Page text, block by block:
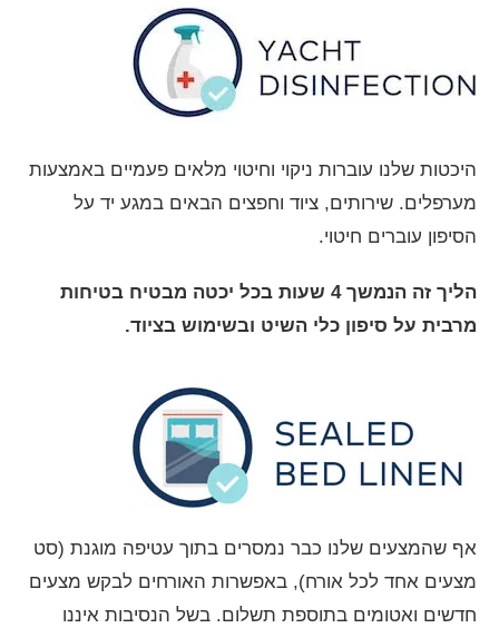
היכטות שלנו עוברות ניקוי וחיטוי מלאים פעמיים באמצעות
מערפלים. שירותים, ציוד וחפצים הבאים במגע יד על
הסיפון עוברים חיטוי.
הליך זה הנמשך 4 שעות בכל יכטה מבטיח בטיחות
מרבית על סיפון כלי השיט ובשימוש בציוד.
אף שהמצעים שלנו כבר נמסרים בתוך עטיפה מוגנת (סט
מצעים אחד לכל אורח), באפשרות האורחים לבקש מצעים
חדשים ואטומים בתוספת תשלום. בשל הנסיבות איננו